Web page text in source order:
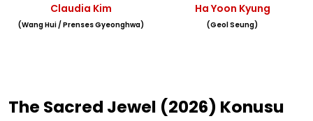
Claudia Kim
(Wang Hui / Prenses Gyeonghwa)
Ha Yoon Kyung
(Geol Seung)
The Sacred Jewel (2026) Konusu